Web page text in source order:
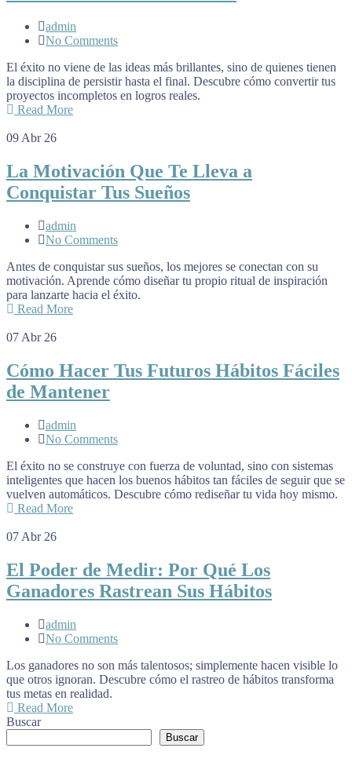
admin
No Comments
El éxito no viene de las ideas más brillantes, sino de quienes tienen
la disciplina de persistir hasta el final. Descubre cómo convertir tus
proyectos incompletos en logros reales.
Read More
09 Abr 26
La Motivación Que Te Lleva a
Conquistar Tus Sueños
admin
No Comments
Antes de conquistar sus sueños, los mejores se conectan con su
motivación. Aprende cómo diseñar tu propio ritual de inspiración
para lanzarte hacia el éxito.
Read More
07 Abr 26
Cómo Hacer Tus Futuros Hábitos Fáciles
de Mantener
admin
No Comments
El éxito no se construye con fuerza de voluntad, sino con sistemas
inteligentes que hacen los buenos hábitos tan fáciles de seguir que se
vuelven automáticos. Descubre cómo rediseñar tu vida hoy mismo.
Read More
07 Abr 26
El Poder de Medir: Por Qué Los
Ganadores Rastrean Sus Hábitos
admin
No Comments
Los ganadores no son más talentosos; simplemente hacen visible lo
que otros ignoran. Descubre cómo el rastreo de hábitos transforma
tus metas en realidad.
Read More
Buscar
Buscar